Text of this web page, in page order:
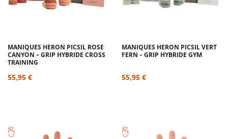
MANIQUES HERON PICSIL ROSE
CANYON – GRIP HYBRIDE CROSS
TRAINING
55,95 €
MANIQUES HERON PICSIL VERT
FERN – GRIP HYBRIDE GYM
55,95 €